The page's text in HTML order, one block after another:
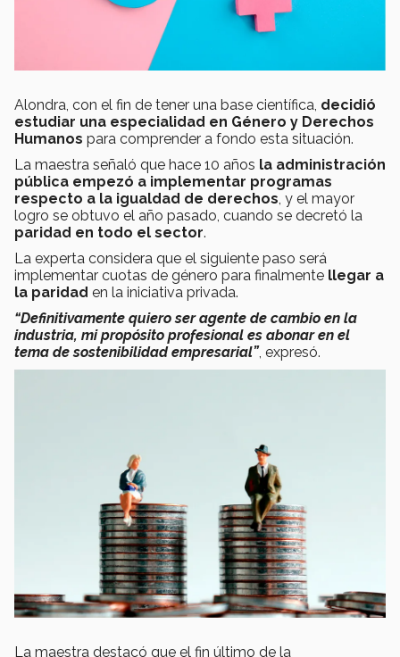
Alondra, con el fin de tener una base científica, decidió
estudiar una especialidad en Género y Derechos
Humanos para comprender a fondo esta situación.
La maestra señaló que hace 10 años la administración
pública empezó a implementar programas
respecto a la igualdad de derechos, y el mayor
logro se obtuvo el año pasado, cuando se decretó la
paridad en todo el sector.
La experta considera que el siguiente paso será
implementar cuotas de género para finalmente llegar a
la paridad en la iniciativa privada.
“Definitivamente quiero ser agente de cambio en la
industria, mi propósito profesional es abonar en el
tema de sostenibilidad empresarial”, expresó.
La maestra destacó que el fin último de la